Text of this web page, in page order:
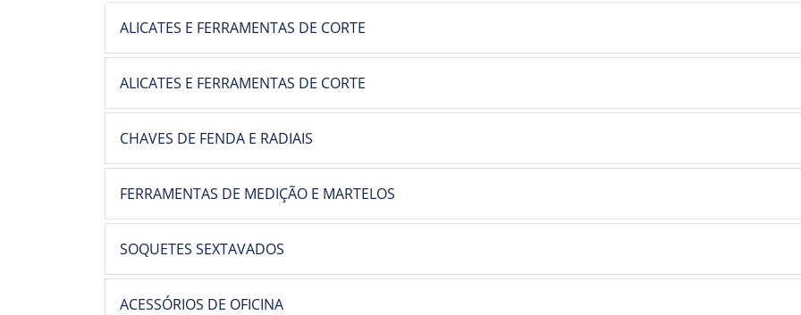
ALICATES E FERRAMENTAS DE CORTE
ALICATES E FERRAMENTAS DE CORTE
CHAVES DE FENDA E RADIAIS
FERRAMENTAS DE MEDIÇÃO E MARTELOS
SOQUETES SEXTAVADOS
ACESSÓRIOS DE OFICINA